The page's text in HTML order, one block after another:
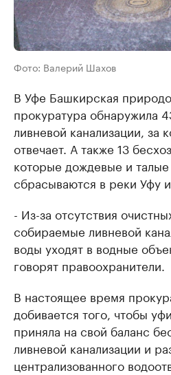
Фото: Валерий Шахов
В Уфе Башкирская
прокуратура обнаружила
ливневой канализации, за
отвечает. А также 13
которые дождевые и
сбрасываются в реки Уфу
- Из-за отсутствия
собираемые ливневой
воды уходят в водные
говорят правоохранители.
В настоящее время
добивается того, чтобы
приняла на свой баланс
ливневой канализации и
централизованного